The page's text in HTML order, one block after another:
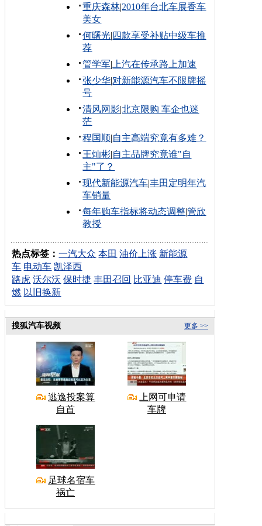
重庆森林|2010年台北车展香车
美女
何曙光| 四款享受补贴中级车推
荐
管学军| 上汽在传承路上加速
张少华|对新能源汽车不限牌摇
号
清风网影|北京限购 车企也迷
茫
程国顺|自主高端究竟有多难？
王灿彬|自主品牌究竟谁"自
主"了？
现代新能源汽车|丰田定明年汽
车销量
每年购车指标将动态调整|管欣
教授
热点标签：一汽大众 本田 油价上涨 新能源
车 电动车 凯泽西
路虎 沃尔沃 保时捷 丰田召回 比亚迪 停车费 自
燃 以旧换新
更多 >>
搜狐汽车视频
逃逸投案算
自首
上网可申请
车牌
足球名宿车
祸亡